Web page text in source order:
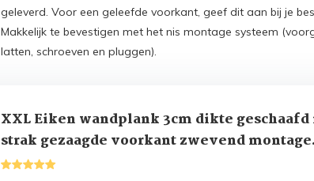
geleverd. Voor een geleefde voorkant, geef dit aan bij je
Makkelijk te bevestigen met het nis montage systeem
latten, schroeven en pluggen).
XXL Eiken wandplank 3cm dikte geschaafd
strak gezaagde voorkant zwevend montage
systeem 170t/m350cm